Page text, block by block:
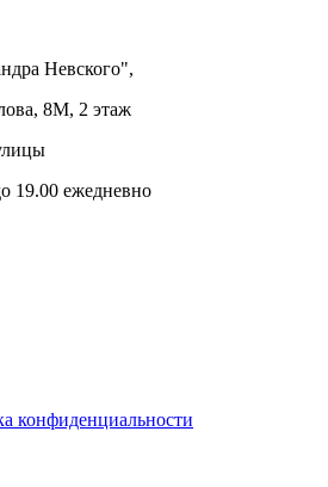
Невского",
8М, 2 этаж
19.00 ежедневно
конфиденциальности